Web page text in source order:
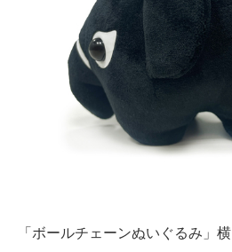
「ボールチェーンぬいぐるみ」横